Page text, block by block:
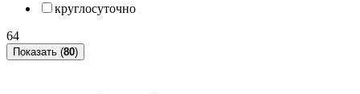
круглосуточно
64
Показать (80)